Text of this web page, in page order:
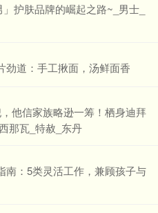
护肤品牌的崛起之路~_男士_
劲道：手工揪面，汤鲜面香
他信家族略逊一筹！栖身迪拜
那瓦_特赦_东丹
南：5类灵活工作，兼顾孩子与